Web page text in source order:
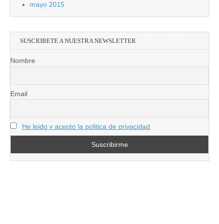
mayo 2015
SUSCRIBETE A NUESTRA NEWSLETTER
Nombre
Email
He leido y acepto la politica de privacidad